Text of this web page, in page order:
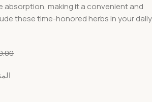
absorption, making it a convenient and
these time-honored herbs in your daily